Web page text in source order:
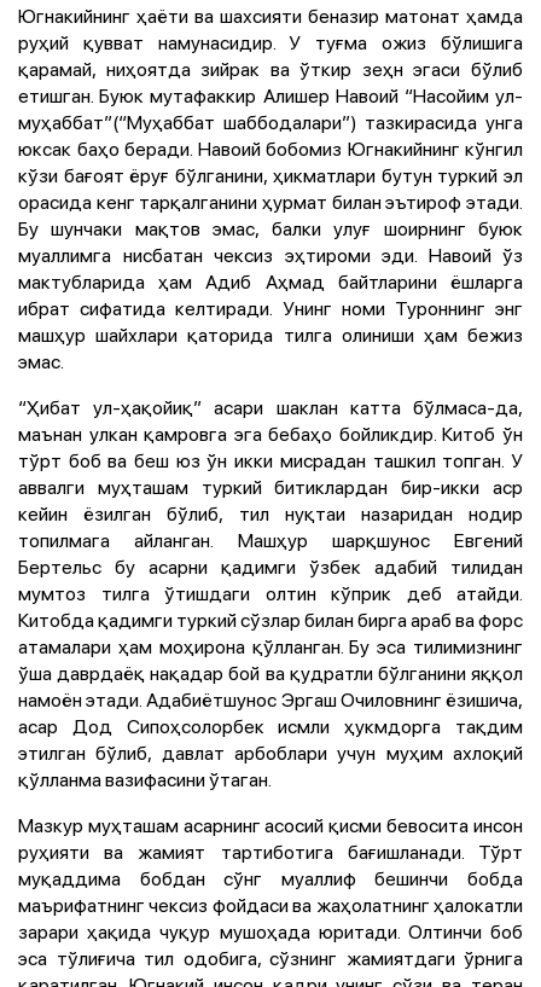
Югнакийнинг ҳаёти ва шахсияти беназир матонат ҳамда
руҳий қувват намунасидир. У туғма ожиз бўлишига
қарамай, ниҳоятда зийрак ва ўткир зеҳн эгаси бўлиб
етишган. Буюк мутафаккир Алишер Навоий “Насойим ул-
муҳаббат”(“Муҳаббат шаббодалари”) тазкирасида унга
юксак баҳо беради. Навоий бобомиз Югнакийнинг кўнгил
кўзи бағоят ёруғ бўлганини, ҳикматлари бутун туркий эл
орасида кенг тарқалганини ҳурмат билан эътироф этади.
Бу шунчаки мақтов эмас, балки улуғ шоирнинг буюк
муаллимга нисбатан чексиз эҳтироми эди. Навоий ўз
мактубларида ҳам Адиб Аҳмад байтларини ёшларга
ибрат сифатида келтиради. Унинг номи Туроннинг энг
машҳур шайхлари қаторида тилга олиниши ҳам бежиз
эмас.
“Ҳибат ул-ҳақойиқ” асари шаклан катта бўлмаса-да,
маънан улкан қамровга эга бебаҳо бойликдир. Китоб ўн
тўрт боб ва беш юз ўн икки мисрадан ташкил топган. У
аввалги муҳташам туркий битиклардан бир-икки аср
кейин ёзилган бўлиб, тил нуқтаи назаридан нодир
топилмага айланган. Машҳур шарқшунос Евгений
Бертельс бу асарни қадимги ўзбек адабий тилидан
мумтоз тилга ўтишдаги олтин кўприк деб атайди.
Китобда қадимги туркий сўзлар билан бирга араб ва форс
атамалари ҳам моҳирона қўлланган. Бу эса тилимизнинг
ўша даврдаёқ нақадар бой ва қудратли бўлганини яққол
намоён этади. Адабиётшунос Эргаш Очиловнинг ёзишича,
асар Дод Сипоҳсолорбек исмли ҳукмдорга тақдим
этилган бўлиб, давлат арбоблари учун муҳим ахлоқий
қўлланма вазифасини ўтаган.
Мазкур муҳташам асарнинг асосий қисми бевосита инсон
руҳияти ва жамият тартиботига бағишланади. Тўрт
муқаддима бобдан сўнг муаллиф бешинчи бобда
маърифатнинг чексиз фойдаси ва жаҳолатнинг ҳалокатли
зарари ҳақида чуқур мушоҳада юритади. Олтинчи боб
эса тўлиғича тил одобига, сўзнинг жамиятдаги ўрнига